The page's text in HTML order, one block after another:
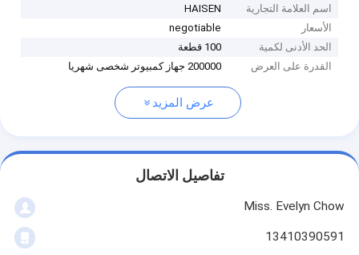
اسم العلامة التجارية
HAISEN
الأسعار
negotiable
الحد الأدنى لكمية
100 قطعة
القدرة على العرض
200000 جهاز كمبيوتر شخصى شهريا
عرض المزيد
تفاصيل الاتصال
Miss. Evelyn Chow
13410390591